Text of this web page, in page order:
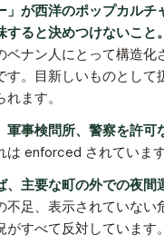
」が西洋のポップカルチ
すると決めつけないこと。
ベナン人にとって構造化
す。目新しいものとして
ます。
軍事検問所、警察を許可
は enforced されています
、主要な町の外での夜間
不足、表示されていない
すべて反対しています。